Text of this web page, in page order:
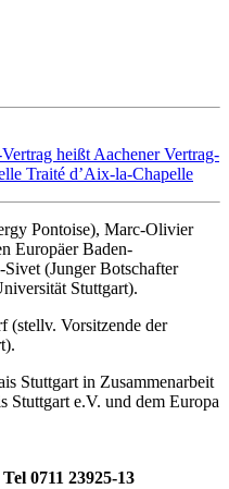
heißt Aachener Vertrag-
Traité d’Aix-la-Chapelle
Pontoise), Marc-Olivier
Europäer Baden-
(Junger Botschafter
Stuttgart).
(stellv. Vorsitzende der
Stuttgart in Zusammenarbeit
Stuttgart e.V. und dem Europa
Tel 0711 23925-13